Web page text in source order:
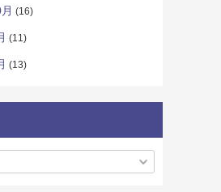
(16)
(11)
(13)